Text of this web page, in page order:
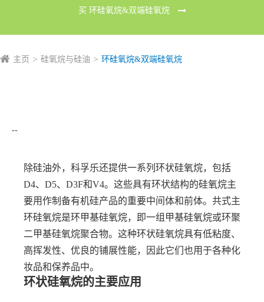
买 环硅氧烷&双端硅氧烷
主页 硅氧烷与硅油 环硅氧烷&双端硅氧烷
--
除硅油外，科孚乐还提供一系列环状硅氧烷，包括
D4、D5、D3F和V4。这些具有环状结构的硅氧烷主
要用作制备有机硅产品的重要中间体和前体。共式主
环硅氧烷是环甲基硅氧烷，即一组甲基硅氧烷或环聚
二甲基硅氧烷聚合物。这种环状硅氧烷具有低粘度、
高挥发性、优良的铺展性能，因此它们也用于各种化
妆品和保养品中。
环状硅氧烷的主要应用